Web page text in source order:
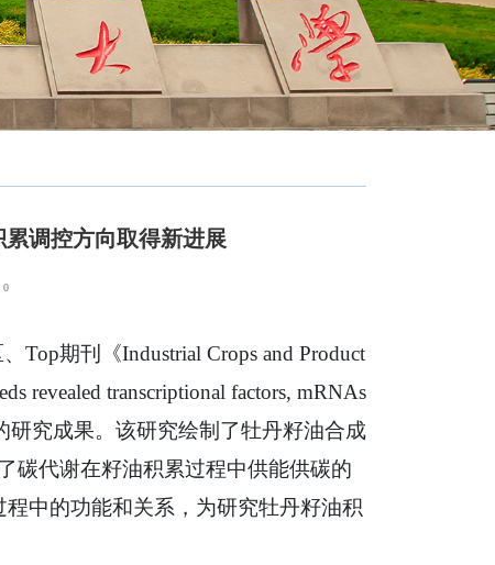
调控方向取得新进展
0
期刊《Industrial Crops and Product
revealed transcriptional factors, mRNAs
研究成果。该研究绘制了牡丹籽油合成
碳代谢在籽油积累过程中供能供碳的
中的功能和关系，为研究牡丹籽油积